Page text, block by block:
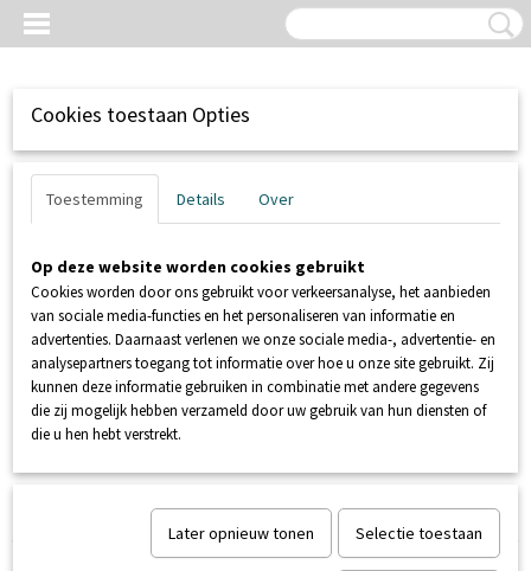
Inloggen Registreren
UW WINKELWAGEN
Elektronische niveauregeling SFA ZEHNDER
Cookies toestaan Opties
Toestemming Details Over
Op deze website worden cookies gebruikt
Cookies worden door ons gebruikt voor verkeersanalyse, het aanbieden
van sociale media-functies en het personaliseren van informatie en
advertenties. Daarnaast verlenen we onze sociale media-, advertentie- en
analysepartners toegang tot informatie over hoe u onze site gebruikt. Zij
kunnen deze informatie gebruiken in combinatie met andere gegevens
die zij mogelijk hebben verzameld door uw gebruik van hun diensten of
die u hen hebt verstrekt.
Later opnieuw tonen Selectie toestaan